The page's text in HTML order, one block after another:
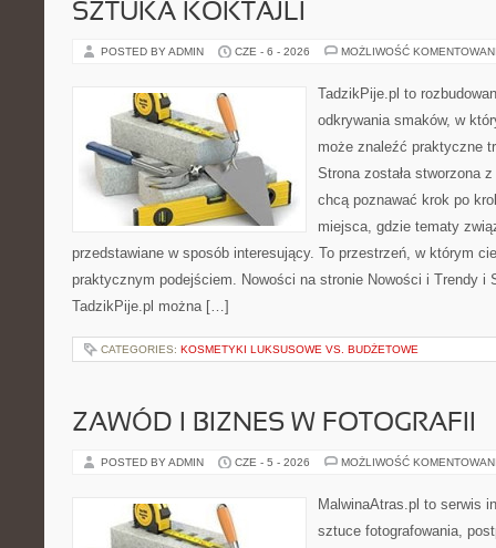
SZTUKA KOKTAJLI
POSTED BY ADMIN CZE - 6 - 2026 MOŻLIWOŚĆ
TadzikPije.pl to
odkrywania smaków, w
może znaleźć praktyczne
Strona została stworzona
chcą poznawać krok po
miejsca, gdzie tematy
przedstawiane w sposób interesujący. To przestrzeń, w którym
praktycznym podejściem. Nowości na stronie Nowości i Trendy i
TadzikPije.pl można […]
CATEGORIES: KOSMETYKI LUKSUSOWE VS. BUDŻETOWE
ZAWÓD I BIZNES W FOTOGRAFII
POSTED BY ADMIN CZE - 5 - 2026 MOŻLIWOŚĆ
MalwinaAtras.pl to serwis
sztuce fotografowania,